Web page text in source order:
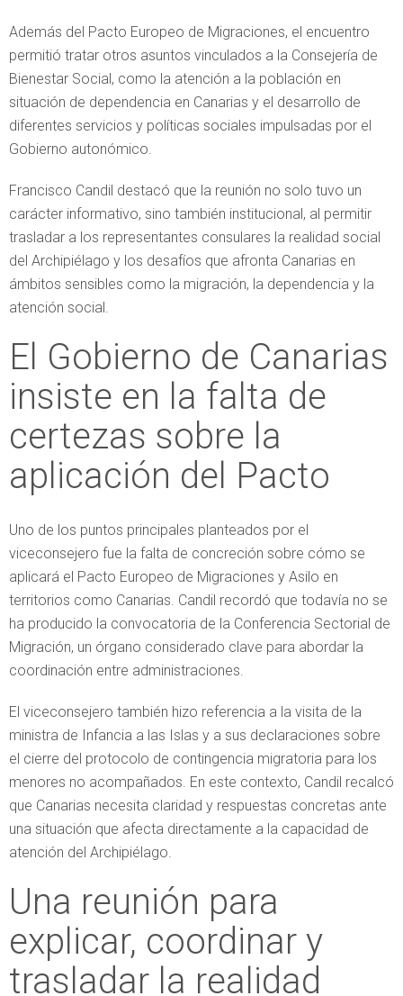
Además del Pacto Europeo de Migraciones, el encuentro
permitió tratar otros asuntos vinculados a la Consejería de
Bienestar Social, como la atención a la población en
situación de dependencia en Canarias y el desarrollo de
diferentes servicios y políticas sociales impulsadas por el
Gobierno autonómico.
Francisco Candil destacó que la reunión no solo tuvo un
carácter informativo, sino también institucional, al permitir
trasladar a los representantes consulares la realidad social
del Archipiélago y los desafíos que afronta Canarias en
ámbitos sensibles como la migración, la dependencia y la
atención social.
El Gobierno de Canarias
insiste en la falta de
certezas sobre la
aplicación del Pacto
Uno de los puntos principales planteados por el
viceconsejero fue la falta de concreción sobre cómo se
aplicará el Pacto Europeo de Migraciones y Asilo en
territorios como Canarias. Candil recordó que todavía no se
ha producido la convocatoria de la Conferencia Sectorial de
Migración, un órgano considerado clave para abordar la
coordinación entre administraciones.
El viceconsejero también hizo referencia a la visita de la
ministra de Infancia a las Islas y a sus declaraciones sobre
el cierre del protocolo de contingencia migratoria para los
menores no acompañados. En este contexto, Candil recalcó
que Canarias necesita claridad y respuestas concretas ante
una situación que afecta directamente a la capacidad de
atención del Archipiélago.
Una reunión para
explicar, coordinar y
trasladar la realidad